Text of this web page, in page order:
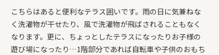
こちらはあると便利なテラス囲いです。雨の日に気兼ねな
く洗濯物が干せたり、風で洗濯物が飛ばされることもなく
なります。更に、ちょっとしたテラスになったりお子様の
遊び場になったり…1階部分であれば自転車や子供のおもち